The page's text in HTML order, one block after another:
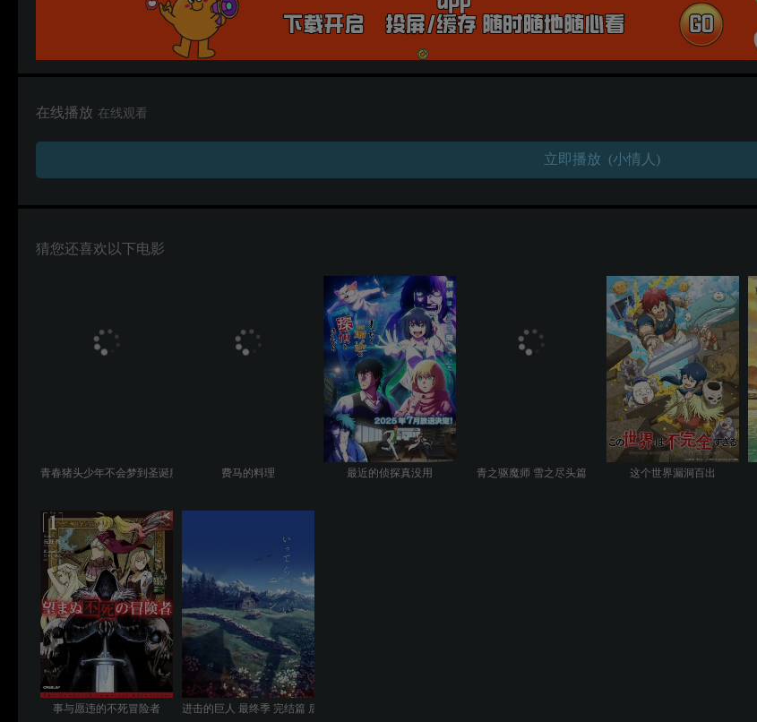
在线播放 在线观看
立即播放 (小情人)
猜您还喜欢以下电影
青春猪头少年不会梦到圣诞服女郎 费马的料理 最近的侦探真没用 青之驱魔师 雪之尽头篇 这个世界漏洞百出
事与愿违的不死冒险者 进击的巨人 最终季 完结篇 后篇